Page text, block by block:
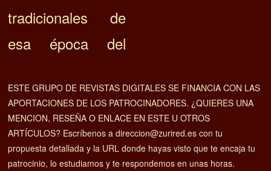
tradicionales de
esa época del
ESTE GRUPO DE REVISTAS DIGITALES SE FINANCIA CON LAS
APORTACIONES DE LOS PATROCINADORES. ¿QUIERES UNA
MENCION, RESEÑA O ENLACE EN ESTE U OTROS
ARTÍCULOS? Escríbenos a direccion@zurired.es con tu
propuesta detallada y la URL donde hayas visto que te encaja tu
patrocinio, lo estudiamos y te respondemos en unas horas.